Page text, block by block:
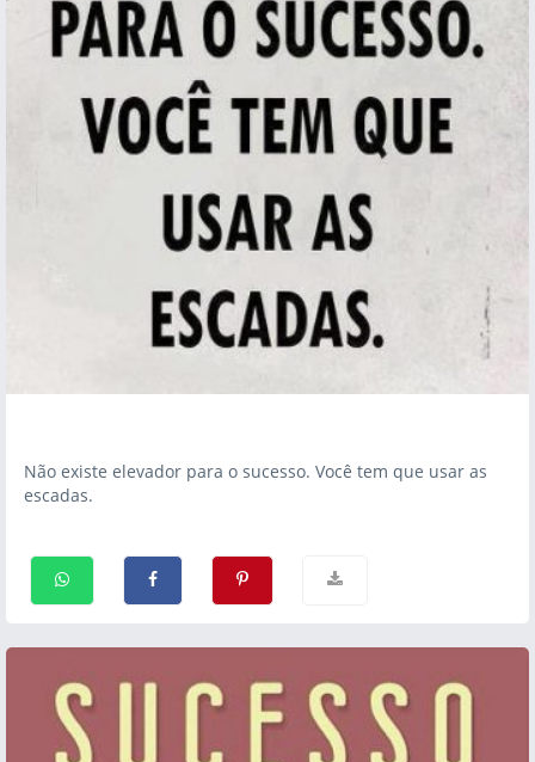
Não existe elevador para o sucesso. Você tem que usar as
escadas.